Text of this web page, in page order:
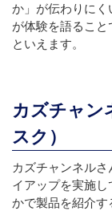
か」が伝わりに
が体験を語るこ
といえます。
カズチャン
スク）
カズチャンネル
イアップを実施
かで製品を紹介す